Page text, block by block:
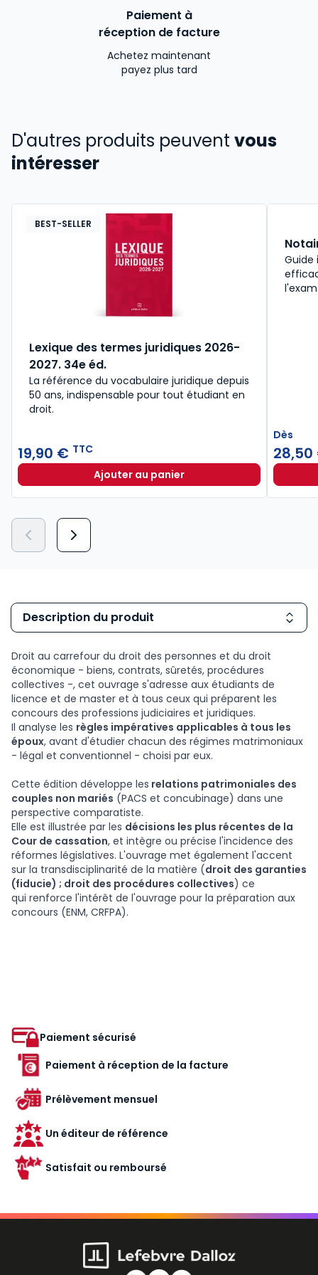
Paiement à
réception de facture
Achetez maintenant
payez plus tard
D'autres produits peuvent vous
intéresser
BEST-SELLER
Lexique des termes juridiques 2026-
2027. 34e éd.
La référence du vocabulaire juridique depuis
50 ans, indispensable pour tout étudiant en
droit.​
19,90 € TTC
Ajouter au panierLexique des termes juridiques
Guide
Dès
Description du produit
Droit au carrefour du droit des personnes et du droit
économique - biens, contrats, sûretés, procédures
collectives -, cet ouvrage s'adresse aux étudiants de
licence et de master et à tous ceux qui préparent les
concours des professions judiciaires et juridiques.
Il analyse les règles impératives applicables à tous les
époux, avant d'étudier chacun des régimes matrimoniaux
- légal et conventionnel - choisi par eux.
Cette édition développe les relations patrimoniales des
couples non mariés (PACS et concubinage) dans une
perspective comparatiste.
Elle est illustrée par les décisions les plus récentes de la
Cour de cassation, et intègre ou précise l'incidence des
réformes législatives. L'ouvrage met également l'accent
sur la transdisciplinarité de la matière (droit des garanties
(fiducie) ; droit des procédures collectives) ce
qui renforce l'intérêt de l'ouvrage pour la préparation aux
concours (ENM, CRFPA).
Paiement sécurisé
Paiement à réception de la facture
Prélèvement mensuel
Un éditeur de référence
Satisfait ou remboursé